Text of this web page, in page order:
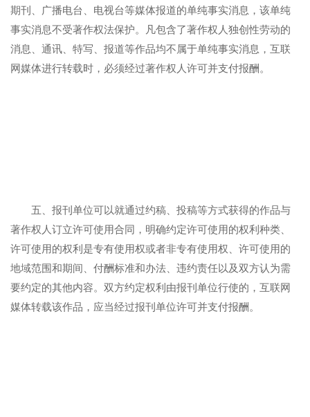
期刊、广播电台、电视台等媒体报道的单纯事实消息，该单纯
事实消息不受著作权法保护。凡包含了著作权人独创性劳动的
消息、通讯、特写、报道等作品均不属于单纯事实消息，互联
网媒体进行转载时，必须经过著作权人许可并支付报酬。
五、报刊单位可以就通过约稿、投稿等方式获得的作品与
著作权人订立许可使用合同，明确约定许可使用的权利种类、
许可使用的权利是专有使用权或者非专有使用权、许可使用的
地域范围和期间、付酬标准和办法、违约责任以及双方认为需
要约定的其他内容。双方约定权利由报刊单位行使的，互联网
媒体转载该作品，应当经过报刊单位许可并支付报酬。